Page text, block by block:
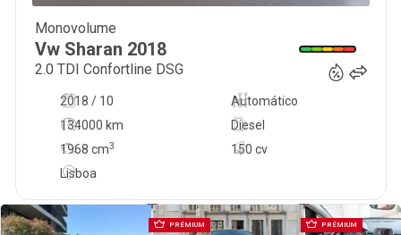
Monovolume
Vw Sharan 2018
2.0 TDI Confortline DSG
2018 / 10
Automático
134000 km
150 cv
Diesel
1968 cm3
Lisboa
PRÉMIUM PRÉMIUM